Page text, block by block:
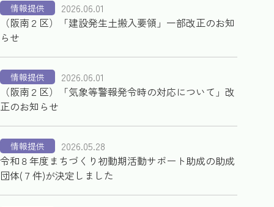
情報提供
2026.06.01
（阪南２区）「建設発生土搬入要領」一部改正のお知
らせ
情報提供
2026.06.01
（阪南２区）「気象等警報発令時の対応について」改
正のお知らせ
情報提供
2026.05.28
令和８年度まちづくり初動期活動サポート助成の助成
団体(７件)が決定しました